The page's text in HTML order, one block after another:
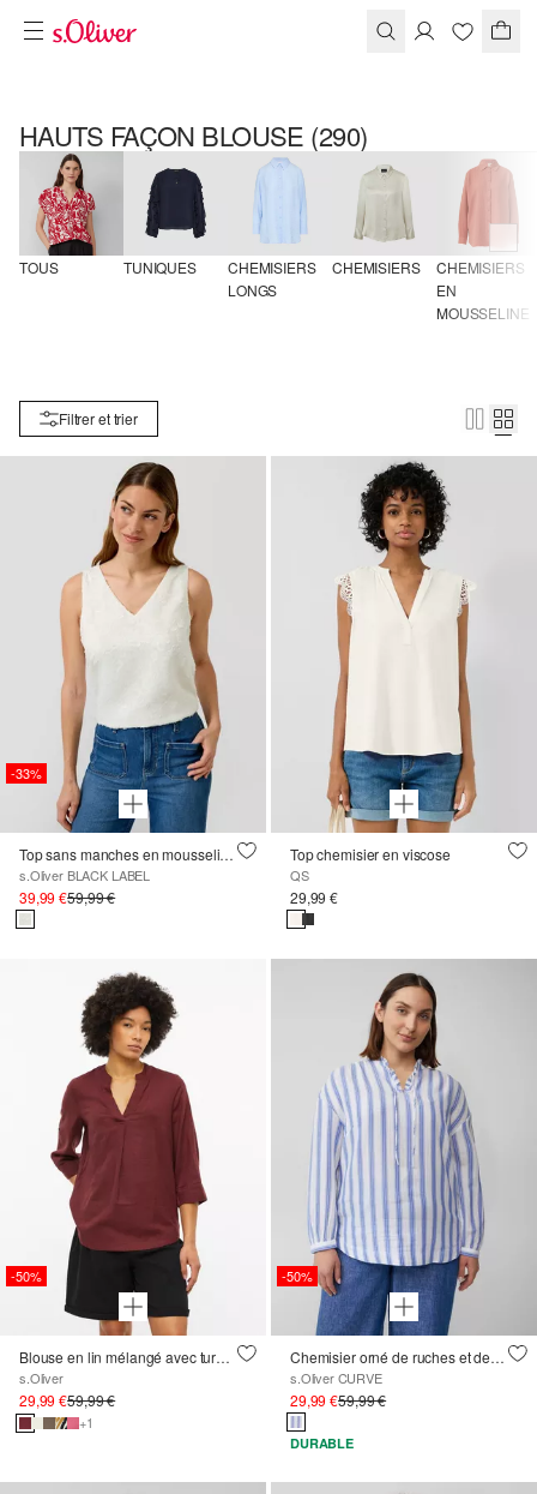
HAUTS FAÇON BLOUSE (290)
TOUS TUNIQUES
CHEMISIERS
LONGS
CHEMISIERS
CHEMISIERS
EN
MOUSSELINE
Filtrer et trier
-33%
Top sans manches en mousseline de soie avec décolleté en V et motif floral
s.Oliver BLACK LABEL
39,99 €59,99 €
Top chemisier en viscose
QS
29,99 €
-50%
Blouse en lin mélangé avec turn-up
s.Oliver
29,99 €59,99 €
+1
-50%
Chemisier orné de ruches et de fil brillant
s.Oliver CURVE
29,99 €59,99 €
DURABLE